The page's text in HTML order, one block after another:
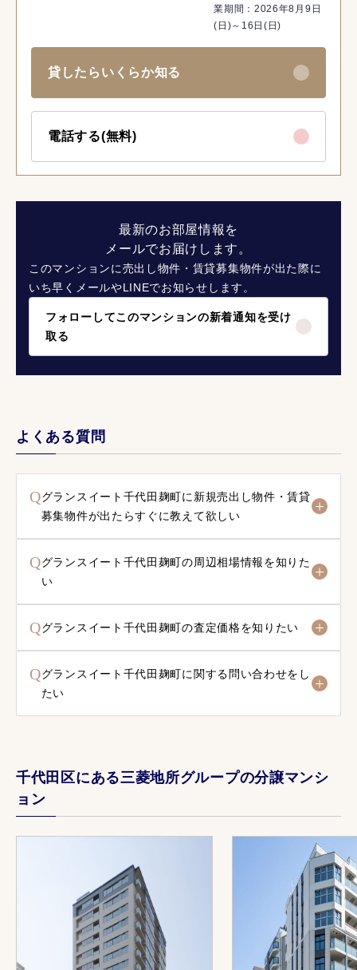
業期間：2026年8月9日
(日)～16日(日)
貸したらいくらか知る
電話する(無料)
最新のお部屋情報を
メールでお届けします。
このマンションに売出し物件・賃貸募集物件が出た際に
いち早くメールやLINEでお知らせします。
フォローしてこのマンションの新着通知を受け
取る
よくある質問
Qグランスイート千代田麹町に新規売出し物件・賃貸
募集物件が出たらすぐに教えて欲しい
Qグランスイート千代田麹町の周辺相場情報を知りた
い
Qグランスイート千代田麹町の査定価格を知りたい
Qグランスイート千代田麹町に関する問い合わせをし
たい
千代田区にある三菱地所グループの分譲マンシ
ョン